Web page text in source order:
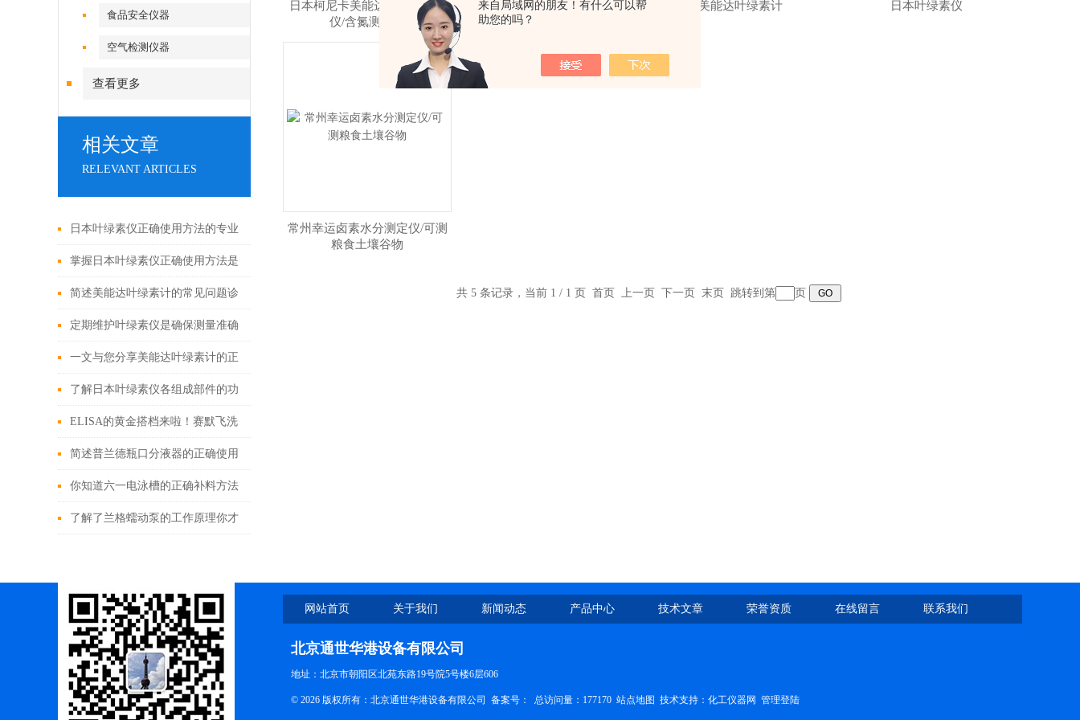
来自局域网的朋友！有什么可以帮
助您的吗？
食品安全仪器
空气检测仪器
查看更多
相关文章
RELEVANT ARTICLES
日本叶绿素仪正确使用方法的专业
分享
掌握日本叶绿素仪正确使用方法是
确保测量数据准确性的关键
简述美能达叶绿素计的常见问题诊
断及解决方法
定期维护叶绿素仪是确保测量准确
性的关键
一文与您分享美能达叶绿素计的正
确操作步骤
了解日本叶绿素仪各组成部件的功
能特点能更好的使用它
ELISA的黄金搭档来啦！赛默飞洗
板机
简述普兰德瓶口分液器的正确使用
方法
你知道六一电泳槽的正确补料方法
吗
了解了兰格蠕动泵的工作原理你才
日本柯尼卡美能达叶绿素测定
仪/含氮测量仪
SPAD-502PLUS 美能达叶绿素计 日本叶绿素仪
常州幸运卤素水分测定仪/可测
粮食土壤谷物
共 5 条记录，当前 1 / 1 页 首页 上一页 下一页 末页 跳转到第 页
网站首页 关于我们 新闻动态 产品中心 技术文章 荣誉资质 在线留言 联系我们
北京通世华港设备有限公司
地址：北京市朝阳区北苑东路19号院5号楼6层606
© 2026 版权所有：北京通世华港设备有限公司 备案号： 总访问量：177170 站点地图 技术支持： 化工仪器网 管理登陆